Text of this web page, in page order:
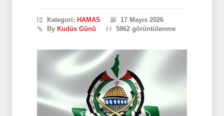
Kategori: HAMAS
17 Mayıs 2026
By Kudüs Günü 5862 görüntülenme